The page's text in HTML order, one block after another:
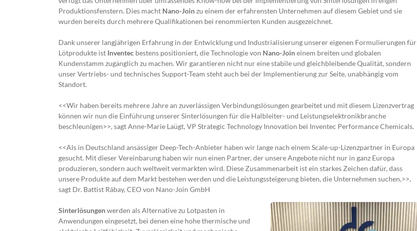
Produktionsfenstern. Dies macht Nano-Joinzu einem der erfahrensten Unternehmen auf diesem Gebiet und sie
wurden bereits durch mehrere Qualifikationen bei renommierten Kunden ausgezeichnet.
Dank unserer langjährigen Erfahrung in der Entwicklung und Industrialisierung unserer eigenen Formulierungen für
Lötprodukte ist Inventec bestens positioniert, die Technologie von Nano-Joineinem breiten und globalen
Kundenstamm zugänglich zu machen. Wir garantieren nicht nur eine stabile und gleichbleibende Qualität, sondern
unser Vertriebs- und technisches Support-Team steht auch bei der Implementierung zur Seite, unabhängig vom
Standort.
<<Wir haben bereits mehrere Jahre an zuverlässigen Verbindungslösungen gearbeitet und mit diesem Lizenzvertrag
können wir nun die Einführung unserer Sinterlösungen für die Halbleiter- und Leistungselektronikbranche
beschleunigen>>, sagt Anne-Marie Laügt, VP Strategic Technology Innovation bei Inventec Performance Chemicals.
<<Als in Deutschland ansässiger Deep-Tech-Anbieter haben wir lange nach einem Scale-up-Lizenzpartner in Europa
gesucht. Mit dieser Vereinbarung haben wir nun einen Partner, der unsere Angebote nicht nur in ganz Europa
produzieren, sondern auch weltweit vermarkten wird. Diese Zusammenarbeit ist ein starkes Zeichen dafür, dass
unsere Produkte auf dem Markt bestehen werden und die Leistungssteigerung bieten, die Unternehmen suchen,>>,
sagt Dr. Battist Rábay, CEO von Nano-Join GmbH
Sinterlösungenwerden als Alternative zu Lotpasten in
Anwendungen eingesetzt, bei denen eine hohe thermische und